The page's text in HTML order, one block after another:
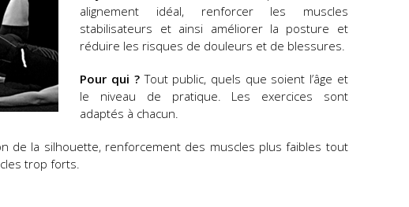
alignement idéal, renforcer les muscles
stabilisateurs et ainsi améliorer la posture et
réduire les risques de douleurs et de blessures.
Pour qui ?Tout public, quels que soient l’âge et
le niveau de pratique. Les exercices sont
adaptés à chacun.
de la silhouette, renforcement des muscles plus faibles tout
trop forts.